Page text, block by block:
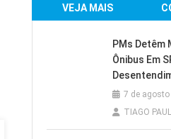
VEJA MAIS
PMs Detêm
Ônibus Em
7 de agosto
TIAGO